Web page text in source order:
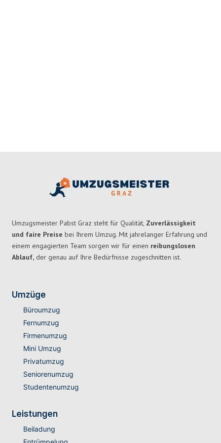
Umzugsmeister Pabst Graz steht für Qualität, Zuverlässigkeit
und faire Preise bei Ihrem Umzug. Mit jahrelanger Erfahrung und
einem engagierten Team sorgen wir für einen reibungslosen
Ablauf, der genau auf Ihre Bedürfnisse zugeschnitten ist.
Umzüge
Büroumzug
Fernumzug
Firmenumzug
Mini Umzug
Privatumzug
Seniorenumzug
Studentenumzug
Leistungen
Beiladung